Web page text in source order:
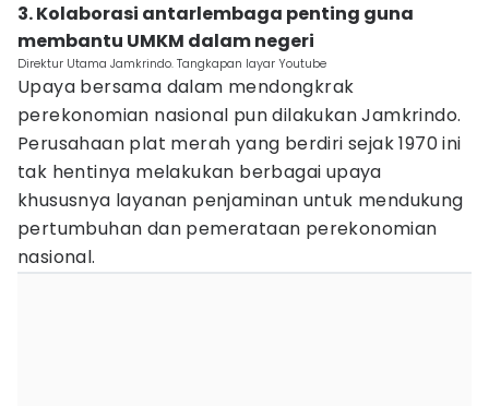
3. Kolaborasi antarlembaga penting guna
membantu UMKM dalam negeri
Direktur Utama Jamkrindo. Tangkapan layar Youtube
Upaya bersama dalam mendongkrak
perekonomian nasional pun dilakukan Jamkrindo.
Perusahaan plat merah yang berdiri sejak 1970 ini
tak hentinya melakukan berbagai upaya
khususnya layanan penjaminan untuk mendukung
pertumbuhan dan pemerataan perekonomian
nasional.